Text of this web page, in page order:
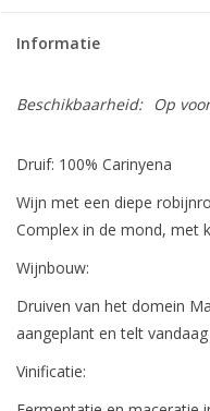
Informatie
Beschikbaarheid: Op
Druif: 100% Carinyena
Wijn met een diepe
Complex in de mond, met
Wijnbouw:
Druiven van het domein
aangeplant en telt
Vinificatie: